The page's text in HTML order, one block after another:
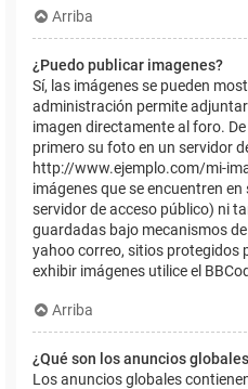
Arriba
¿Puedo publicar imagenes?
Sí, las imágenes se pueden
administración permite
imagen directamente al foro.
primero su foto en un servidor
http://www.ejemplo.com/mi-
imágenes que se encuentren
servidor de acceso público) ni
guardadas bajo mecanismos
yahoo correo, sitios protegidos
exhibir imágenes utilice el
Arriba
¿Qué son los anuncios
Los anuncios globales